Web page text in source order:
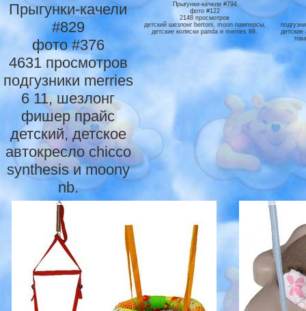
Прыгунки-качели
#829
фото #376
4631 просмотров
подгузники merries
6 11, шезлонг
фишер прайс
детский, детское
автокресло chicco
synthesis и moony
nb.
Прыгунки-качели #794
фото #122
2148 просмотров
детский шезлонг bertoni, moon памперсы,
детские коляски panda и merries 88.
детские